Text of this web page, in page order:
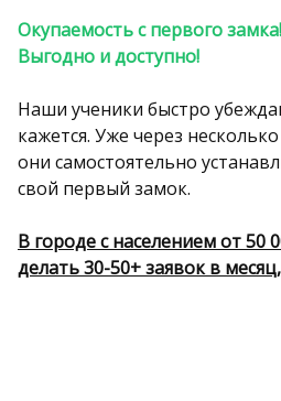
Окупаемость с первого замка!
Выгодно и доступно!
Наши ученики быстро
кажется. Уже через
они самостоятельно
свой первый замок.
В городе с населением от 50
делать 30-50+ заявок в